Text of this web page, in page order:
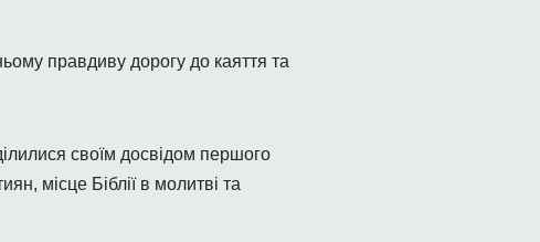
правдиву дорогу до каяття та
своїм досвідом першого
місце Біблії в молитві та